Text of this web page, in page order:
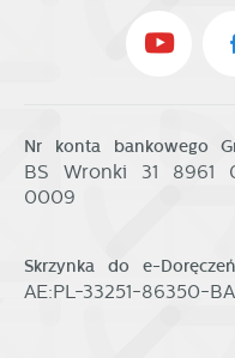
Nr konta bankowego
BS Wronki 31
0009
Skrzynka do e-
AE:PL-33251-86350-